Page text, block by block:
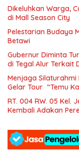
Dikeluhkan Warga,
di Mall Season City
Pelestarian Budaya
Betawi
Gubernur Diminta
di Tegal Alur Terkait
Menjaga
Gelar Tour “Temu
RT. 004 RW. 05 Kel.
Kembali Adakan